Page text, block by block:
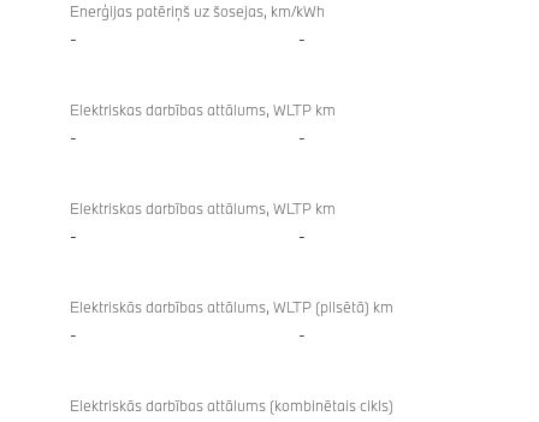
Enerģijas patēriņš uz šosejas, km/kWh
- -
Elektriskas darbības attālums, WLTP km
- -
Elektriskas darbības attālums, WLTP km
- -
Elektriskās darbības attālums, WLTP (pilsētā) km
- -
Elektriskās darbības attālums (kombinētais cikls)